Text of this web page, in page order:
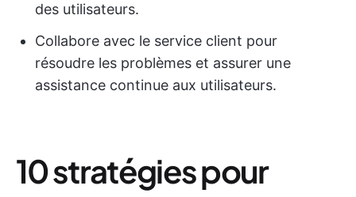
des utilisateurs.
Collabore avec le service client pour
résoudre les problèmes et assurer une
assistance continue aux utilisateurs.
10 stratégies pour